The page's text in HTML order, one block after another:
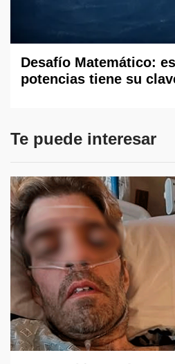
Desafío Matemático:
potencias tiene su
Te puede interesar